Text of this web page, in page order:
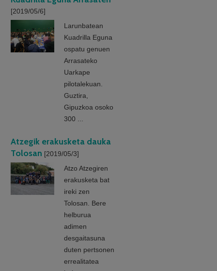
[2019/05/6]
Larunbatean
Kuadrilla Eguna
ospatu genuen
Arrasateko
Uarkape
pilotalekuan.
Guztira,
Gipuzkoa osoko
300 ...
Atzegik erakusketa dauka
Tolosan [2019/05/3]
Atzo Atzegiren
erakusketa bat
ireki zen
Tolosan. Bere
helburua
adimen
desgaitasuna
duten pertsonen
errealitatea